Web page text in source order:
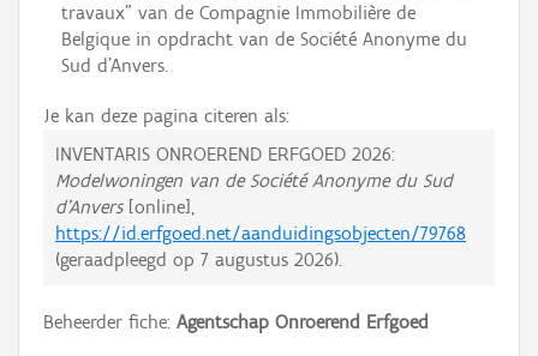
travaux" van de Compagnie Immobilière de
Belgique in opdracht van de Société Anonyme du
Sud d'Anvers.
Je kan deze pagina citeren als:
INVENTARIS ONROEREND ERFGOED 2026:
Modelwoningen van de Société Anonyme du Sud
d'Anvers[online],
https://id.erfgoed.net/aanduidingsobjecten/79768
(geraadpleegd op 7 augustus 2026).
Beheerder fiche: Agentschap Onroerend Erfgoed